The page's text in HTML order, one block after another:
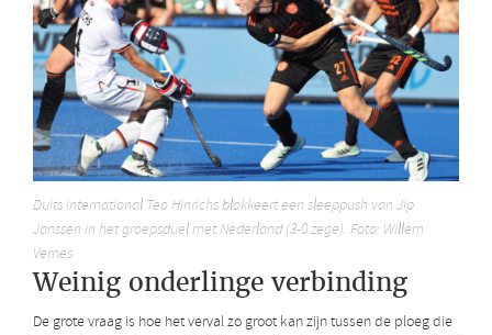
Duits international Teo Hinrichs blokkeert een sleeppush van Jip
Janssen in het groepsduel met Nederland (3-0 zege). Foto: Willem
Vernes
Weinig onderlinge verbinding
De grote vraag is hoe het verval zo groot kan zijn tussen de ploeg die